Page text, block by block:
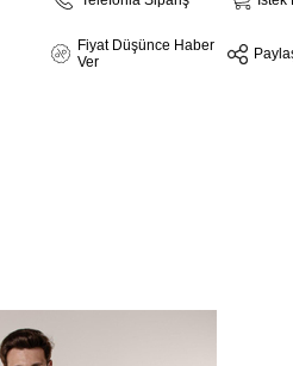
Fiyat Düşünce Haber
Ver